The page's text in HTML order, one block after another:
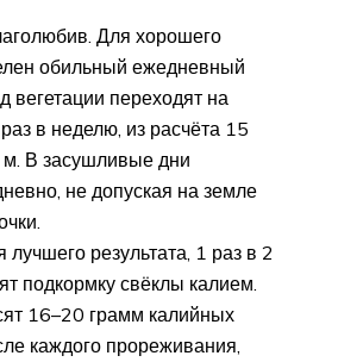
Для хорошего
обильный ежедневный
вегетации переходят на
в неделю, из расчёта 15
м. В засушливые дни
не допуская на земле
результата, 1 раз в 2
подкормку свёклы калием.
16–20 грамм калийных
каждого прореживания,